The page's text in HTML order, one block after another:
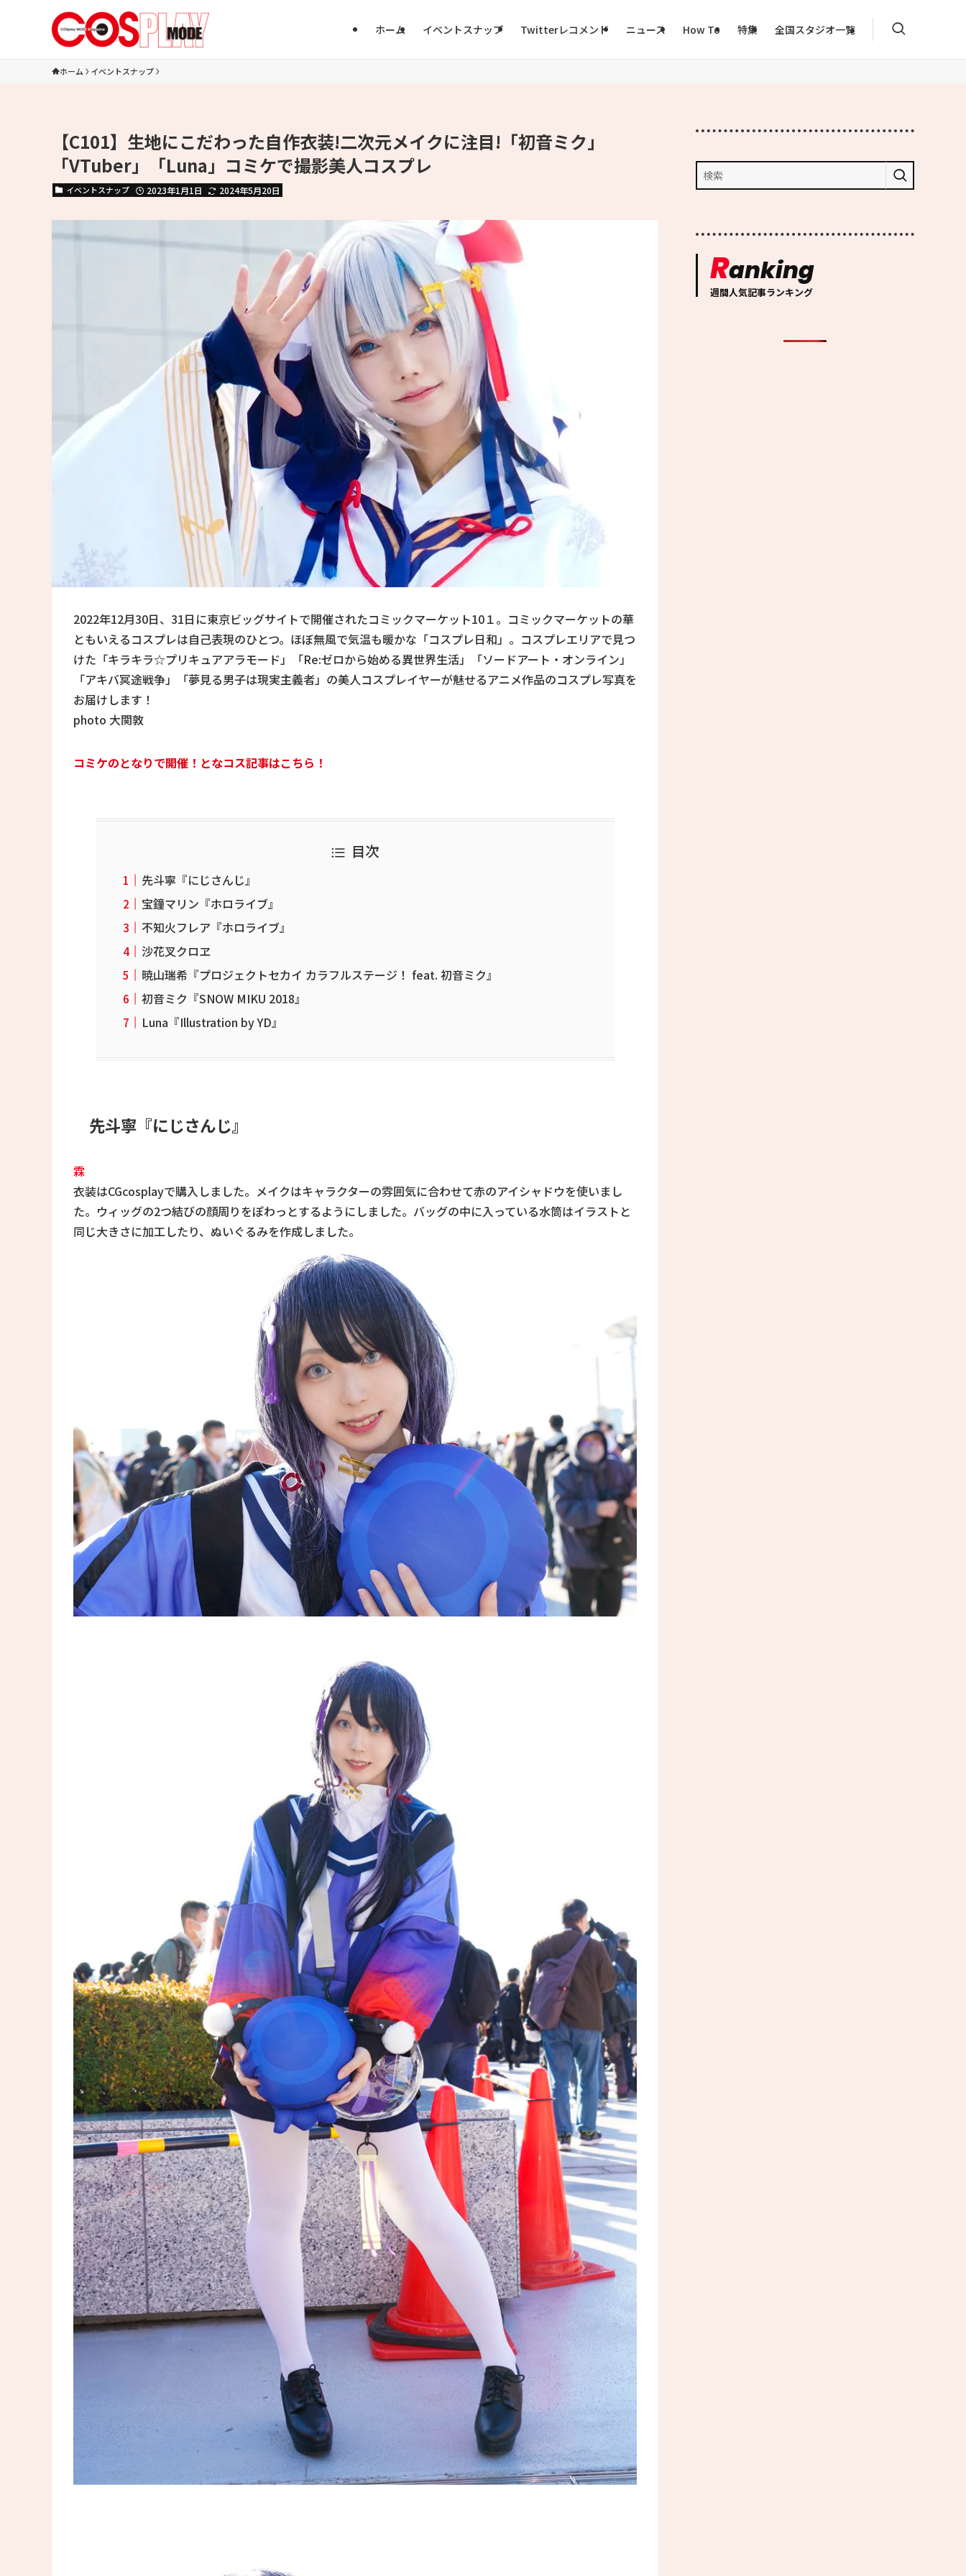
ホーム イベントスナップ Twitterレコメンド ニュース How To 特集 全国スタジオ一覧
ホーム イベントスナップ
【C101】生地にこだわった自作衣装!二次元メイクに注目!「初音ミク」
「VTuber」「Luna」コミケで撮影美人コスプレ
イベントスナップ 2023年1月1日 2024年5月20日
2022年12月30日、31日に東京ビッグサイトで開催されたコミックマーケット10１。コミックマーケットの華
ともいえるコスプレは自己表現のひとつ。ほぼ無風で気温も暖かな「コスプレ日和」。コスプレエリアで見つ
けた「キラキラ☆プリキュアアラモード」「Re:ゼロから始める異世界生活」「ソードアート・オンライン」
「アキバ冥途戦争」「夢見る男子は現実主義者」の美人コスプレイヤーが魅せるアニメ作品のコスプレ写真を
お届けします！
photo 大関敦
コミケのとなりで開催！となコス記事はこちら！
目次
先斗寧『にじさんじ』
宝鐘マリン『ホロライブ』
不知火フレア『ホロライブ』
沙花叉クロヱ
暁山瑞希『プロジェクトセカイ カラフルステージ！ feat. 初音ミク』
初音ミク『SNOW MIKU 2018』
Luna『Illustration by YD』
先斗寧『にじさんじ』
霖
衣装はCGcosplayで購入しました。メイクはキャラクターの雰囲気に合わせて赤のアイシャドウを使いまし
た。ウィッグの2つ結びの顔周りをぽわっとするようにしました。バッグの中に入っている水筒はイラストと
同じ大きさに加工したり、ぬいぐるみを作成しました。
Ranking
週間人気記事ランキング